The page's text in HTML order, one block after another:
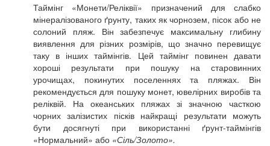
Таймінг «Монети/Реліквії» призначений для слабко
мінералізованого ґрунту, таких як чорнозем, пісок або не
солоний пляж. Він забезпечує максимальну глибину
виявлення для різних розмірів, що значно перевищує
таку в інших таймінгів. Цей таймінг повинен давати
хороші результати при пошуку на старовинних
урочищах, покинутих поселеннях та пляжах. Він
рекомендується для пошуку монет, ювелірних виробів та
реліквій. На океанських пляжах зі значною часткою
чорних залізистих пісків найкращі результати можуть
бути досягнуті при використанні ґрунт-таймінгів
«Нормальний» або «Сіль/Золото».